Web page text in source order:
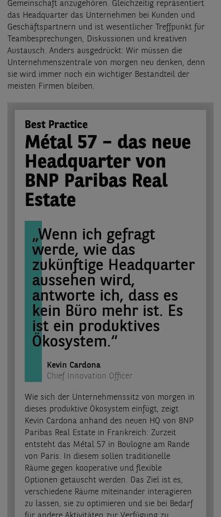
Gemeinschaft anzugehören. Gleichzeitig repräsentiert
das Headquarter das Unternehmen bei Kunden und
Geschäftspartnern und ist wesentlicher Treffpunkt für
Teambesprechungen, Diskussionen und kreativen
Austausch. Anders ausgedrückt: Wir müssen die
Unternehmenszentrale von morgen neu denken, denn
sie wird immer noch ein wichtiger Bestandteil der
meisten Firmen bleiben.
Best Practice
Métal 57 – das neue
Headquarter von
BNP Paribas Real
Estate
„Wenn ich gefragt
werde, wie das
zukünftige Headquarter
aussehen wird,
antworte ich, dass es
kein Büro mehr ist. Es
ist ein produktives
Ökosystem.“
Kevin Cardona
Chief Innovation Officer
Wie sich der Unternehmenssitz von morgen in
dieses produktive Ökosystem einfügt, zeigt
Kevin Cardona anhand des neuen HQ von BNP
Paribas Real Estate in Frankreich: Zurzeit
entsteht das Métal 57 in Boulogne am Rande
von Paris. In diesem sollen traditionelle
Räume gegen kooperative und flexible
Optionen getauscht werden. Das Ziel ist es,
verschiedene Räume miteinander interagieren
zu lassen, sie zu optimieren und sie bei Bedarf